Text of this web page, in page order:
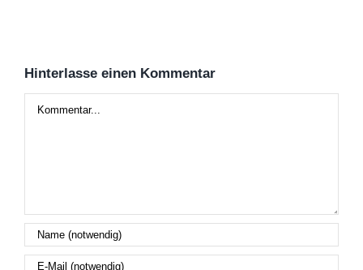
Hinterlasse einen Kommentar